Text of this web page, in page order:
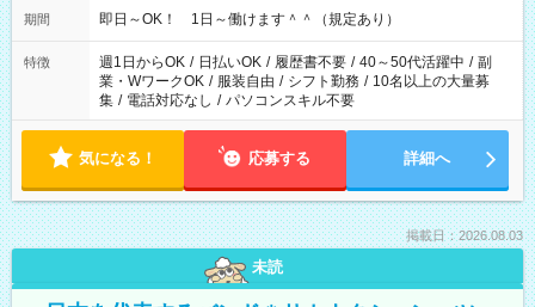
期間 即日～OK！ 1日～働けます＾＾（規定あり）
特徴 週1日からOK / 日払いOK / 履歴書不要 / 40～50代活躍中 / 副
業・WワークOK / 服装自由 / シフト勤務 / 10名以上の大量募
集 / 電話対応なし / パソコンスキル不要
気になる！ 応募する 詳細へ
掲載日：2026.08.03
未読